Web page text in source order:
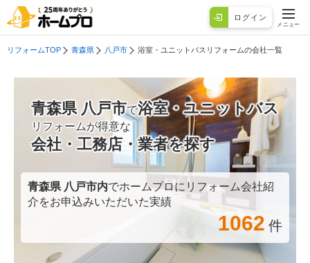
ログイン
メニュー
リフォームTOP 青森県 八戸市 浴室・ユニットバスリフォームの会社一覧
青森県 八戸市で浴室・ユニットバス
リフォームが得意な
会社・工務店・業者を探す
青森県 八戸市内でホームプロにリフォーム会社紹
介をお申込みいただいた実績
1062 件